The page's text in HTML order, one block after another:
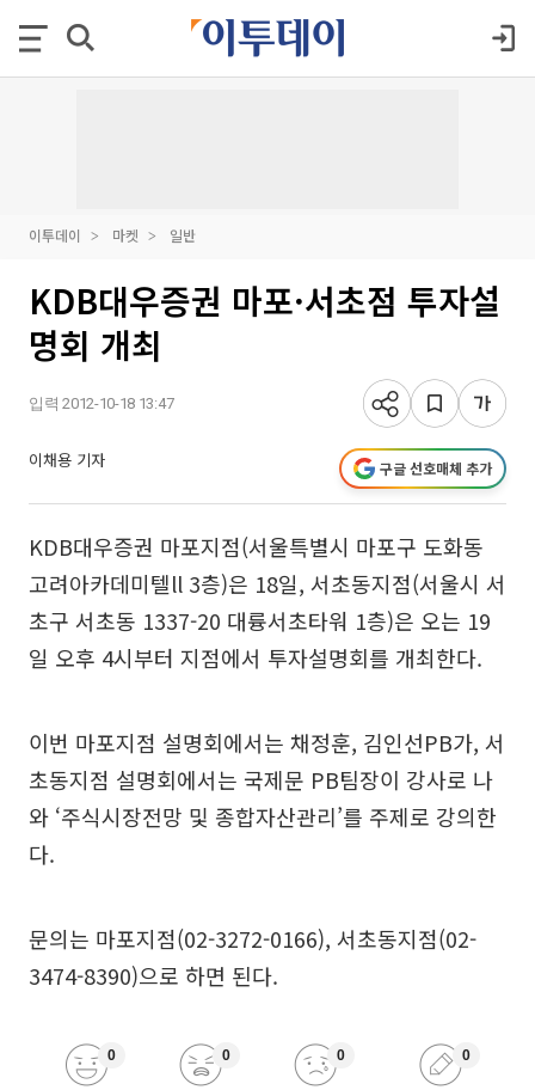
이투데이 마켓 일반
KDB대우증권 마포·서초점 투자설
명회 개최
입력 2012-10-18 13:47
이채용 기자 구글 선호매체 추가
KDB대우증권 마포지점(서울특별시 마포구 도화동
고려아카데미텔ll 3층)은 18일, 서초동지점(서울시 서
초구 서초동 1337-20 대륭서초타워 1층)은 오는 19
일 오후 4시부터 지점에서 투자설명회를 개최한다.
이번 마포지점 설명회에서는 채정훈, 김인선PB가, 서
초동지점 설명회에서는 국제문 PB팀장이 강사로 나
와 ‘주식시장전망 및 종합자산관리’를 주제로 강의한
다.
문의는 마포지점(02-3272-0166), 서초동지점(02-
3474-8390)으로 하면 된다.
0 0 0 0